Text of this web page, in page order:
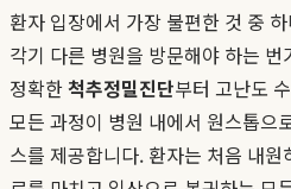
환자 입장에서 가장 불편한 것 중
각기 다른 병원을 방문해야 하는 번
정확한척추정밀진단부터 고난도
모든 과정이 병원 내에서 원스톱으
스를 제공합니다. 환자는 처음 내